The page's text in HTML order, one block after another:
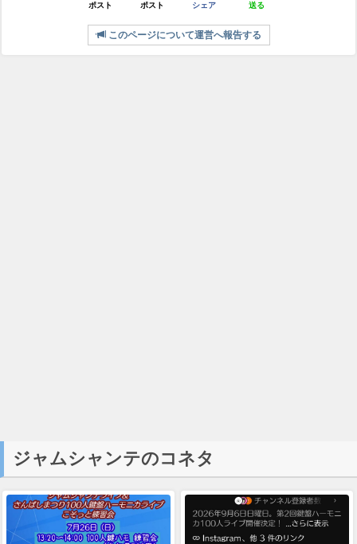
ポスト ポスト シェア 送る
このページについて運営へ報告する
ジャムシャンテのコネタ